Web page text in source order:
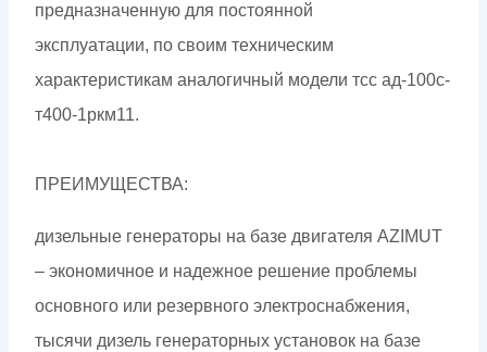
предназначенную для постоянной
эксплуатации, по своим техническим
характеристикам аналогичный модели тсс ад-100с-
т400-1ркм11.
ПРЕИМУЩЕСТВА:
дизельные генераторы на базе двигателя AZIMUT
– экономичное и надежное решение проблемы
основного или резервного электроснабжения,
тысячи дизель генераторных установок на базе